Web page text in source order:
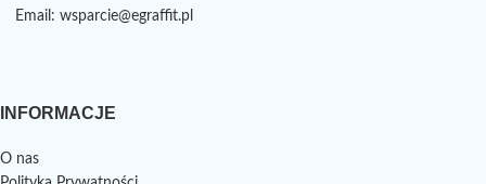
Email: wsparcie@egraffit.pl
INFORMACJE
O nas